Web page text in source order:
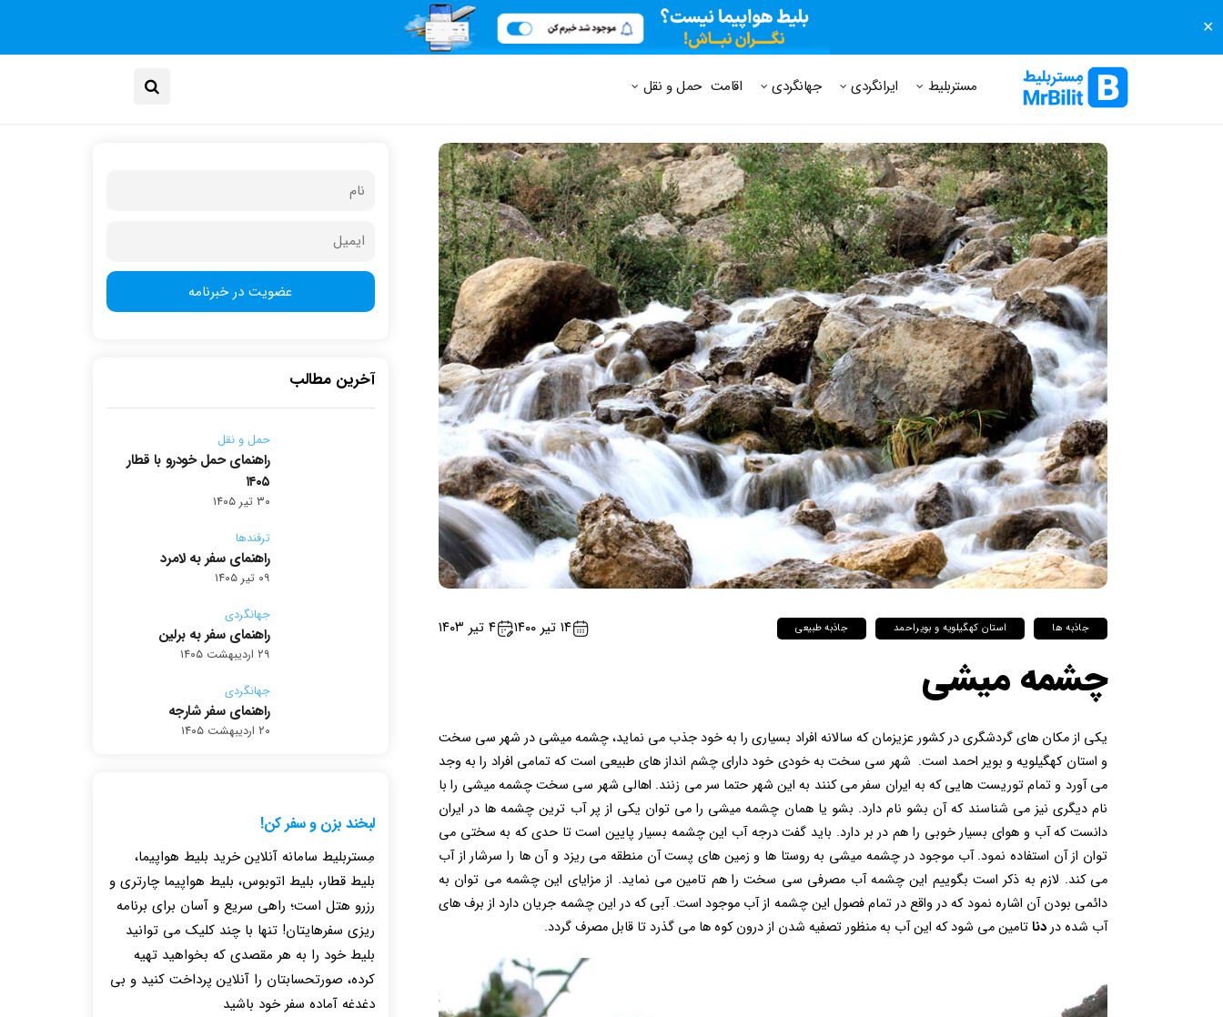
✕
مستر بلیط مجله مستر بلیط پرسش های متداول
مستربلیط ایرانگردی جهانگردی اقامت حمل و نقل
جاذبه ها استان کهگیلویه و بویراحمد جاذبه طبیعی ۱۴ تیر ۱۴۰۰ ۴ تیر ۱۴۰۳
چشمه میشی
یکی از مکان های گردشگری در کشور عزیزمان که سالانه افراد بسیاری را به خود جذب می نماید، چشمه میشی در شهر سی سخت
و استان کهگیلویه و بویر احمد است. شهر سی سخت به خودی خود دارای چشم انداز های طبیعی است که تمامی افراد را به وجد
می آورد و تمام توریست هایی که به ایران سفر می کنند به این شهر حتما سر می زنند. اهالی شهر سی سخت چشمه میشی را با
نام دیگری نیز می شناسند که آن بشو نام دارد. بشو یا همان چشمه میشی را می توان یکی از پر آب ترین چشمه ها در ایران
دانست که آب و هوای بسیار خوبی را هم در بر دارد. باید گفت درجه آب این چشمه بسیار پایین است تا حدی که به سختی می
توان از آن استفاده نمود. آب موجود در چشمه میشی به روستا ها و زمین های پست آن منطقه می ریزد و آن ها را سرشار از آب
می کند. لازم به ذکر است بگوییم این چشمه آب مصرفی سی سخت را هم تامین می نماید. از مزایای این چشمه می توان به
دائمی بودن آن اشاره نمود که در واقع در تمام فصول این چشمه از آب موجود است. آبی که در این چشمه جریان دارد از برف های
آب شده دردناتامین می شود که این آب به منظور تصفیه شدن از درون کوه ها می گذرد تا قابل مصرف گردد.
آخرین مطالب
حمل و نقل
راهنمای حمل خودرو با قطار
۱۴۰۵
۳۰ تیر ۱۴۰۵
ترفندها
راهنمای سفر به لامرد
۰۹ تیر ۱۴۰۵
جهانگردی
راهنمای سفر به برلین
۲۹ اردیبهشت ۱۴۰۵
جهانگردی
راهنمای سفر شارجه
۲۰ اردیبهشت ۱۴۰۵
لبخند بزن و سفر کن!
مِستربلیط سامانه آنلاین خرید بلیط هواپیما،
بلیط قطار، بلیط اتوبوس، بلیط هواپیما چارتری و
رزرو هتل است؛ راهی سریع و آسان برای برنامه
ریزی سفرهایتان! تنها با چند کلیک می توانید
بلیط خود را به هر مقصدی که بخواهید تهیه
کرده، صورتحسابتان را آنلاین پرداخت کنید و بی
دغدغه آماده سفر خود باشید